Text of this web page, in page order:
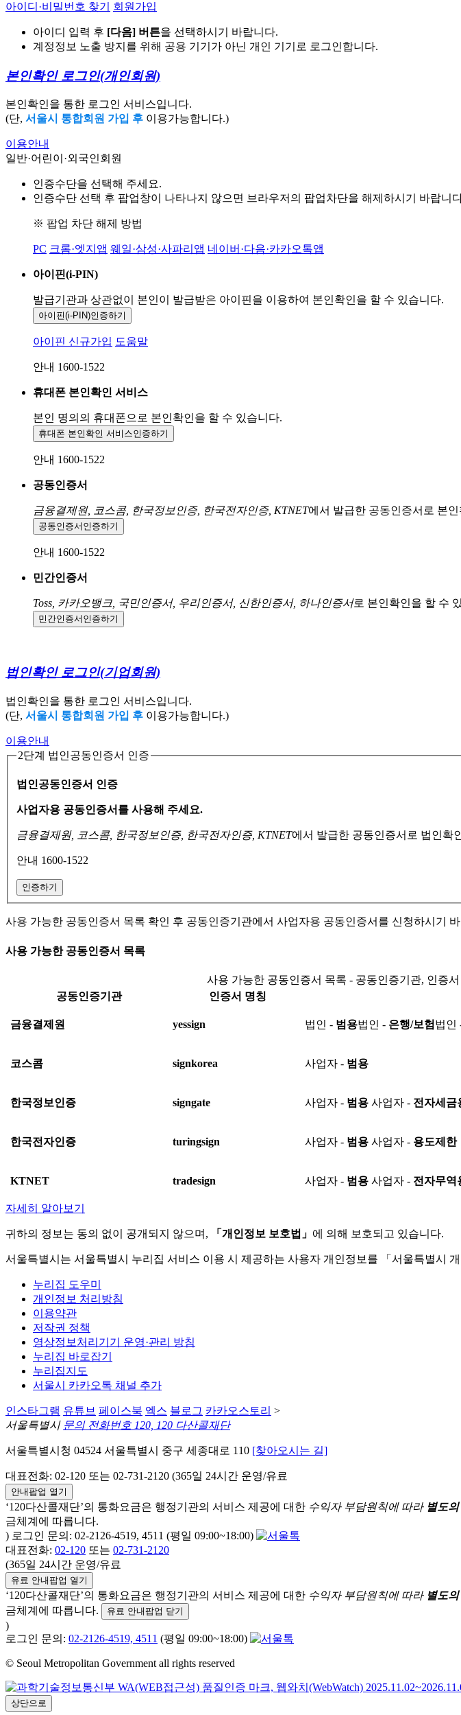
아이디·비밀번호 찾기 회원가입
아이디 입력 후 [다음] 버튼을 선택하시기 바랍니다.
계정정보 노출 방지를 위해 공용 기기가 아닌 개인 기기로 로그인합니다.
본인확인 로그인(개인회원)
본인확인을 통한 로그인 서비스입니다.
(단, 서울시 통합회원 가입 후 이용가능합니다.)
이용안내
일반·어린이·외국인회원
인증수단을 선택해 주세요.
인증수단 선택 후 팝업창이 나타나지 않으면 브라우저의 팝업차단을 해제하시기 바랍니
※ 팝업 차단 해제 방법
PC 크롬·엣지앱 웨일·삼성·사파리앱 네이버·다음·카카오톡앱
아이핀(i-PIN)
발급기관과 상관없이 본인이 발급받은 아이핀을 이용하여 본인확인을 할 수 있습니다.
아이핀(i-PIN)인증하기
아이핀 신규가입 도움말
안내 1600-1522
휴대폰 본인확인 서비스
본인 명의의 휴대폰으로 본인확인을 할 수 있습니다.
휴대폰 본인확인 서비스인증하기
안내 1600-1522
공동인증서
금융결제원, 코스콤, 한국정보인증, 한국전자인증, KTNET에서 발급한 공동인증서로 본
공동인증서 인증하기
안내 1600-1522
민간인증서
Toss, 카카오뱅크, 국민인증서, 우리인증서, 신한인증서, 하나인증서로 본인확인을 할 수
민간인증서 인증하기
법인확인 로그인(기업회원)
법인확인을 통한 로그인 서비스입니다.
(단, 서울시 통합회원 가입 후 이용가능합니다.)
이용안내
2단계 법인공동인증서 인증
법인공동인증서 인증
사업자용 공동인증서를 사용해 주세요.
금융결제원, 코스콤, 한국정보인증, 한국전자인증, KTNET에서 발급한 공동인증서로 법인확
안내 1600-1522
인증하기
사용 가능한 공동인증서 목록 확인 후 공동인증기관에서 사업자용 공동인증서를 신청하시기
사용 가능한 공동인증서 목록
사용 가능한 공동인증서 목록 - 공동인증기관, 인증
공동인증기관
인증서 명칭
금융결제원 yessign 법인 - 범용법인 - 은행/보험 법인
코스콤 signkorea 사업자 - 범용
한국정보인증 signgate 사업자 - 범용 사업자 - 전자세금
한국전자인증 turingsign 사업자 - 범용 사업자 - 용도제한
KTNET tradesign 사업자 - 범용 사업자 - 전자무역
자세히 알아보기
귀하의 정보는 동의 없이 공개되지 않으며, 「개인정보 보호법」 에 의해 보호되고 있습니다.
서울특별시는 서울특별시 누리집 서비스 이용 시 제공하는 사용자 개인정보를 「서울특별시
누리집 도우미
개인정보 처리방침
이용약관
저작권 정책
영상정보처리기기 운영·관리 방침
누리집 바로잡기
누리집지도
서울시 카카오톡 채널 추가
인스타그램 유튜브 페이스북 엑스 블로그 카카오스토리 >
서울특별시 문의 전화번호 120, 120 다산콜재단
서울특별시청 04524 서울특별시 중구 세종대로 110 [찾아오시는 길]
대표전화: 02-120 또는 02-731-2120 (365일 24시간 운영/유료
안내팝업 열기
‘120다산콜재단’의 통화요금은 행정기관의 서비스 제공에 대한 수익자 부담원칙에 따라 별도
금체계에 따릅니다.
) 로그인 문의: 02-2126-4519, 4511 (평일 09:00~18:00)
대표전화: 02-120 또는 02-731-2120
(365일 24시간 운영/유료
유료 안내팝업 열기
‘120다산콜재단’의 통화요금은 행정기관의 서비스 제공에 대한 수익자 부담원칙에 따라 별도
금체계에 따릅니다.
유료 안내팝업 닫기
)
로그인 문의: 02-2126-4519, 4511 (평일 09:00~18:00)
© Seoul Metropolitan Government all rights reserved
상단으로